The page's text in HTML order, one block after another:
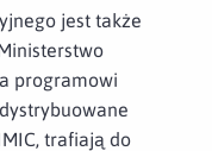
jest także
programowi
dystrybuowane
trafiają do